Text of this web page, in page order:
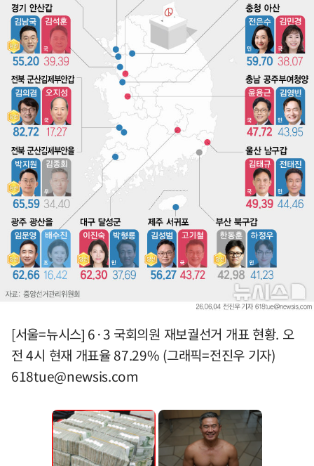
[서울=뉴시스] 6·3 국회의원 재보궐선거 개표 현황. 오
전 4시 현재 개표율 87.29% (그래픽=전진우 기자)
618tue@newsis.com